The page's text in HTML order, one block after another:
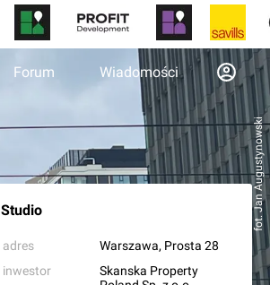
Forum Wiadomości
fot. Jan Augustynowski
Studio
adres Warszawa, Prosta 28
inwestor
Skanska Property